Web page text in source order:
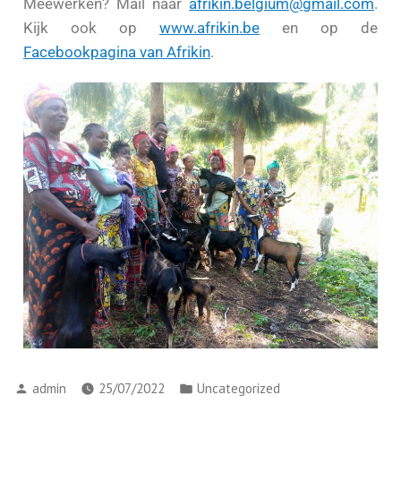
Meewerken? Mail naar afrikin.belgium@gmail.com.
Kijk ook op www.afrikin.be en op de
Facebookpagina van Afrikin.
admin 25/07/2022 Uncategorized